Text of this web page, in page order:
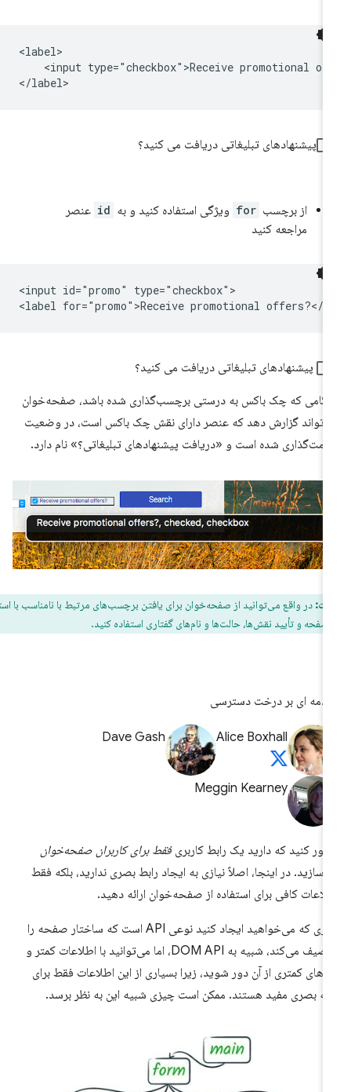
<label>
<input type="checkbox">Receive promotional
</label>
پیشنهادهای تبلیغاتی دریافت می کنید؟
از برچسب for ویژگی استفاده کنید و به id عنصر
مراجعه کنید
<input id="promo" type="checkbox">
پیشنهادهای تبلیغاتی دریافت می کنید؟
که چک باکس به درستی برچسب‌گذاری شده باشد، صفحه‌خوان
گزارش دهد که عنصر دارای نقش چک باکس است، در وضعیت
شده است و «دریافت پیشنهادهای تبلیغاتی؟» نام دارد.
در واقع می‌توانید از صفحه‌خوان برای یافتن برچسب‌های مرتبط با نامناسب با استفاده
صفحه و تأیید نقش‌ها، حالت‌ها و نام‌های گفتاری استفاده کنید.
ای بر درخت دسترسی
Alice Boxhall
Dave Gash
Meggin Kearney
کنید که دارید یک رابط کاربریفقط برای کاربران صفحه‌خوان
در اینجا، اصلاً نیازی به ایجاد رابط بصری ندارید، بلکه فقط
کافی برای استفاده از صفحه‌خوان ارائه دهید.
چیزی که می‌خواهید ایجاد کنید نوعی API است که ساختار صفحه را
توصیف می‌کند، شبیه به DOM API، اما می‌توانید با اطلاعات کمتر و
کمتری از آن دور شوید، زیرا بسیاری از این اطلاعات فقط برای
بصری مفید هستند. ممکن است چیزی شبیه این به نظر برسد.